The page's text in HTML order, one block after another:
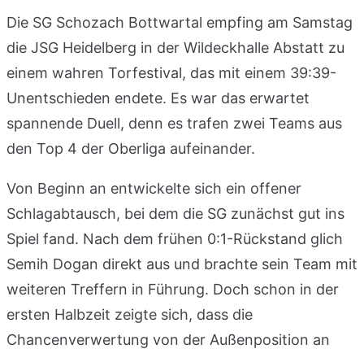
Die SG Schozach Bottwartal empfing am Samstag
die JSG Heidelberg in der Wildeckhalle Abstatt zu
einem wahren Torfestival, das mit einem 39:39-
Unentschieden endete. Es war das erwartet
spannende Duell, denn es trafen zwei Teams aus
den Top 4 der Oberliga aufeinander.
Von Beginn an entwickelte sich ein offener
Schlagabtausch, bei dem die SG zunächst gut ins
Spiel fand. Nach dem frühen 0:1-Rückstand glich
Semih Dogan direkt aus und brachte sein Team mit
weiteren Treffern in Führung. Doch schon in der
ersten Halbzeit zeigte sich, dass die
Chancenverwertung von der Außenposition an